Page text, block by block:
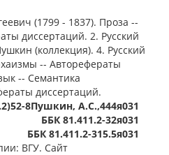
(1799 - 1837). Проза --
диссертаций. 2. Русский
(коллекция). 4. Русский
-- Авторефераты
-- Семантика
диссертаций.
8Пушкин, А.С.,444я031
ББК 81.411.2-32я031
ББК 81.411.2-315.5я031
ВГУ. Сайт